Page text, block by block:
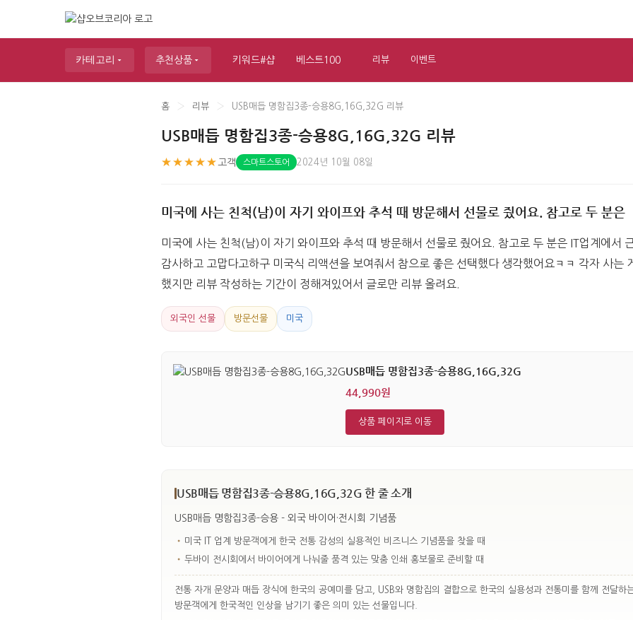
카테고리 추천상품 키워드#샵 베스트100 리뷰 이벤트
홈 › 리뷰 › USB매듭 명함집3종-승용8G,16G,32G 리뷰
USB매듭 명함집3종-승용8G,16G,32G 리뷰
★★★★★ 고객 스마트스토어 2024년 10월 08일
미국에 사는 친척(남)이 자기 와이프와 추석 때 방문해서 선물로 줬어요. 참고로 두 분은
미국에 사는 친척(남)이 자기 와이프와 추석 때 방문해서 선물로 줬어요. 참고로 두 분은 IT업계에서
감사하고 고맙다고하구 미국식 리액션을 보여줘서 참으로 좋은 선택했다 생각했어요ㅋㅋ 각자 사는
했지만 리뷰 작성하는 기간이 정해져있어서 글로만 리뷰 올려요.
외국인 선물 방문선물 미국
USB매듭 명함집3종-승용8G,16G,32G
44,990원
상품 페이지로 이동
USB매듭 명함집3종-승용8G,16G,32G 한 줄 소개
USB매듭 명함집3종-승용 - 외국 바이어·전시회 기념품
• 미국 IT 업계 방문객에게 한국 전통 감성의 실용적인 비즈니스 기념품을 찾을 때
• 두바이 전시회에서 바이어에게 나눠줄 품격 있는 맞춤 인쇄 홍보물로 준비할 때
전통 자개 문양과 매듭 장식에 한국의 공예미를 담고, USB와 명함집의 결합으로 한국의 실용성과 전통미를 함께 전달하
방문객에게 한국적인 인상을 남기기 좋은 의미 있는 선물입니다.